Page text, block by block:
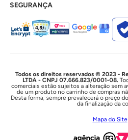
Lixeiras
Acabamentos e Registros
Bases de Registros
Duchas e Chuveiros
Chuveiros Elétricos
Chuveiros
SEGURANÇA
Todos os direitos reservados © 2023 -
LTDA - CNPJ 07.666.823/0001-08.
comerciais estão sujeitos a alteração sem
de um produto no carrinho de compras
Desta forma, sempre prevalecerá o preço
da finalização da
Mapa do Site